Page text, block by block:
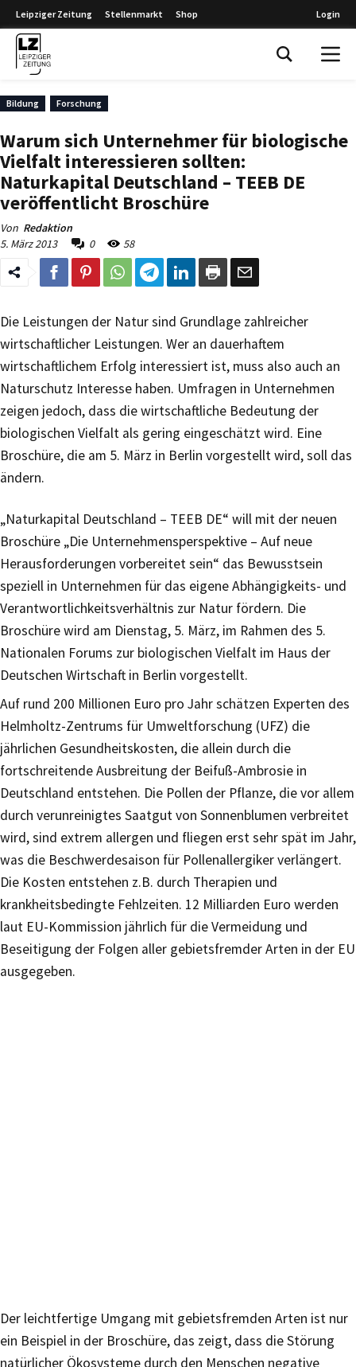
Leipziger Zeitung Stellenmarkt Shop Login
Bildung Forschung
Warum sich Unternehmer für biologische
Vielfalt interessieren sollten:
Naturkapital Deutschland – TEEB DE
veröffentlicht Broschüre
Von Redaktion
5. März 2013
0 58
Die Leistungen der Natur sind Grundlage zahlreicher
wirtschaftlicher Leistungen. Wer an dauerhaftem
wirtschaftlichem Erfolg interessiert ist, muss also auch an
Naturschutz Interesse haben. Umfragen in Unternehmen
zeigen jedoch, dass die wirtschaftliche Bedeutung der
biologischen Vielfalt als gering eingeschätzt wird. Eine
Broschüre, die am 5. März in Berlin vorgestellt wird, soll das
ändern.
„Naturkapital Deutschland – TEEB DE“ will mit der neuen
Broschüre „Die Unternehmensperspektive – Auf neue
Herausforderungen vorbereitet sein“ das Bewusstsein
speziell in Unternehmen für das eigene Abhängigkeits- und
Verantwortlichkeitsverhältnis zur Natur fördern. Die
Broschüre wird am Dienstag, 5. März, im Rahmen des 5.
Nationalen Forums zur biologischen Vielfalt im Haus der
Deutschen Wirtschaft in Berlin vorgestellt.
Auf rund 200 Millionen Euro pro Jahr schätzen Experten des
Helmholtz-Zentrums für Umweltforschung (UFZ) die
jährlichen Gesundheitskosten, die allein durch die
fortschreitende Ausbreitung der Beifuß-Ambrosie in
Deutschland entstehen. Die Pollen der Pflanze, die vor allem
durch verunreinigtes Saatgut von Sonnenblumen verbreitet
wird, sind extrem allergen und fliegen erst sehr spät im Jahr,
was die Beschwerdesaison für Pollenallergiker verlängert.
Die Kosten entstehen z.B. durch Therapien und
krankheitsbedingte Fehlzeiten. 12 Milliarden Euro werden
laut EU-Kommission jährlich für die Vermeidung und
Beseitigung der Folgen aller gebietsfremder Arten in der EU
ausgegeben.
Der leichtfertige Umgang mit gebietsfremden Arten ist nur
ein Beispiel in der Broschüre, das zeigt, dass die Störung
natürlicher Ökosysteme durch den Menschen negative